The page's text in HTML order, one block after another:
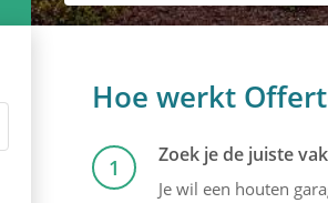
Hoe werkt
1 Zoek je de juiste
Je wil een houten